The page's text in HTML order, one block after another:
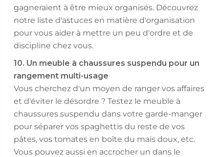
gagneraient à être mieux organisés. Découvrez
notre liste d'astuces en matière d'organisation
pour vous aider à mettre un peu d'ordre et de
discipline chez vous.
10. Un meuble à chaussures suspendu pour un
rangement multi-usage
Vous cherchez d'un moyen de ranger vos affaires
et d'éviter le désordre ? Testez le meuble à
chaussures suspendu dans votre garde-manger
pour séparer vos spaghettis du reste de vos
pâtes, vos tomates en boîte du maïs doux, etc.
Vous pouvez aussi en accrocher un dans le